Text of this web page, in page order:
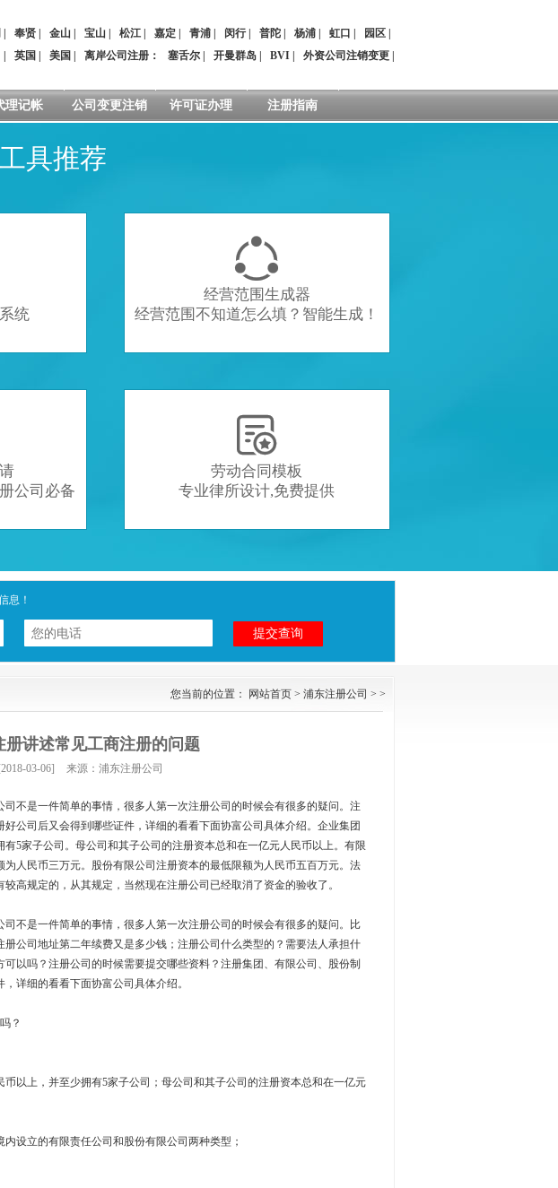
奉贤 金山 宝山 松江 嘉定 青浦 闵行| 普陀 杨浦 虹口 园区
英国 美国 离岸公司注册 ： 塞舌尔 开曼群岛 BVI 外资公司注销变更
理记帐 公司变更注销 许可证办理 注册指南
具推荐
统

经营范围生成器
经营范围不知道怎么填？智能生成！
公司必备

劳动合同模板
专业律所设计,免费提供
息！
您当前的位置： 网站首页 > 浦东注册公司 > >
册讲述常见工商注册的问题
03-06] 来源：浦东注册公司
不是一件简单的事情，很多人第一次注册公司的时候会有很多的疑问。注
公司后又会得到哪些证件，详细的看看下面协富公司具体介绍。企业集团
5家子公司。母公司和其子公司的注册资本总和在一亿元人民币以上。有限
人民币三万元。股份有限公司注册资本的最低限额为人民币五百万元。法
高规定的，从其规定，当然现在注册公司已经取消了资金的验收了。
是一件简单的事情，很多人第一次注册公司的时候会有很多的疑问。比
公司地址第二年续费又是多少钱；注册公司什么类型的？需要法人承担什
以吗？注册公司的时候需要提交哪些资料？注册集团、有限公司、股份制
详细的看看下面协富公司具体介绍。
？
以上，并至少拥有5家子公司；母公司和其子公司的注册资本总和在一亿元
立的有限责任公司和股份有限公司两种类型；